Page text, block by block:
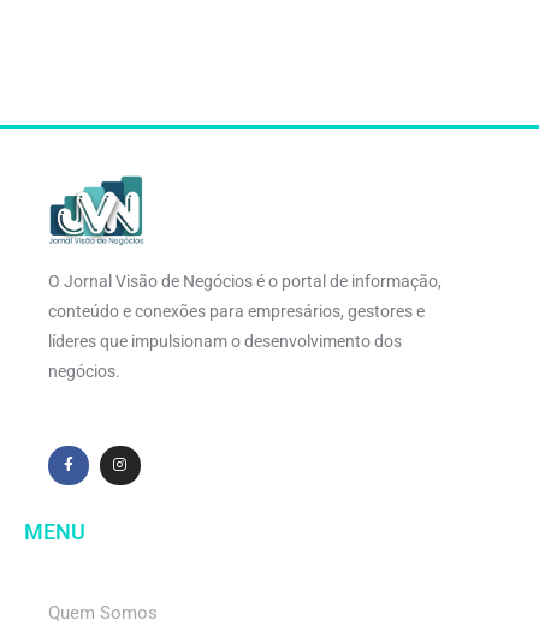
O Jornal Visão de Negócios é o portal de informação,
conteúdo e conexões para empresários, gestores e
líderes que impulsionam o desenvolvimento dos
negócios.
MENU
Quem Somos